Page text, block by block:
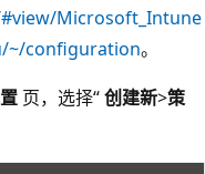
Microsoft_Intune
~/configuration。
页，选择“创建新>策